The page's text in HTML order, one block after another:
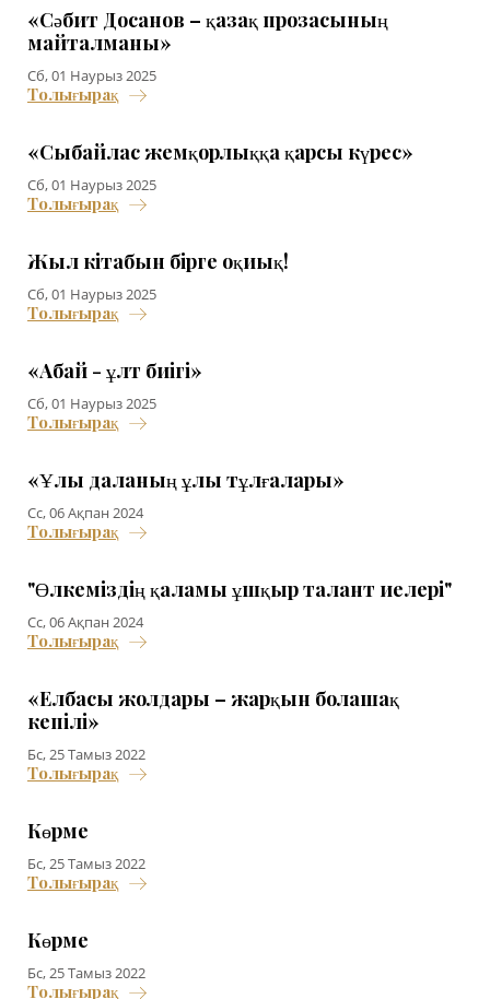
«Сәбит Досанов – қазақ прозасының
майталманы»
Сб, 01 Наурыз 2025
Толығырақ
«Сыбайлас жемқорлыққа қарсы күрес»
Сб, 01 Наурыз 2025
Толығырақ
Жыл кітабын бірге оқиық!
Сб, 01 Наурыз 2025
Толығырақ
«Абай - ұлт биігі»
Сб, 01 Наурыз 2025
Толығырақ
«Ұлы даланың ұлы тұлғалары»
Сс, 06 Ақпан 2024
Толығырақ
"Өлкеміздің қаламы ұшқыр талант иелері"
Сс, 06 Ақпан 2024
Толығырақ
«Елбасы жолдары – жарқын болашақ
кепілі»
Бс, 25 Тамыз 2022
Толығырақ
Көрме
Бс, 25 Тамыз 2022
Толығырақ
Көрме
Бс, 25 Тамыз 2022
Толығырақ